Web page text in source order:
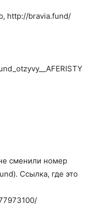
http://bravia.fund/
сменили номер
Ссылка, где это